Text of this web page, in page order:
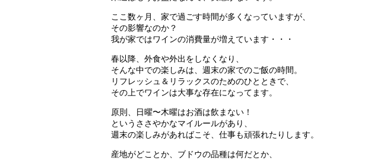
ここ数ヶ月、家で過ごす時間が多くなっていますが、
その影響なのか？
我が家ではワインの消費量が増えています・・・
春以降、外食や外出をしなくなり、
そんな中での楽しみは、週末の家でのご飯の時間。
リフレッシュ＆リラックスのためのひとときで、
その上でワインは大事な存在になってます。
原則、日曜〜木曜はお酒は飲まない！
というささやかなマイルールがあり、
週末の楽しみがあればこそ、仕事も頑張れたりします。
産地がどことか、ブドウの品種は何だとか、